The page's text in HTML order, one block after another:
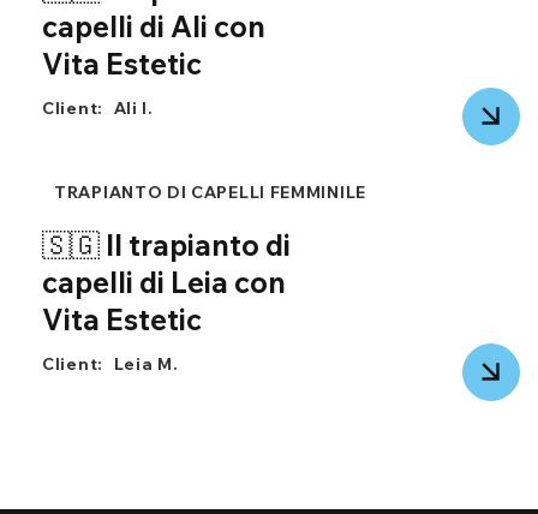
capelli di Ali con
Vita Estetic
Client: Ali I.
TRAPIANTO DI CAPELLI FEMMINILE
🇸🇬 Il trapianto di
capelli di Leia con
Vita Estetic
Client: Leia M.